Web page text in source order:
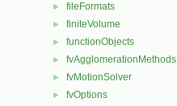
► fileFormats
► finiteVolume
► functionObjects
► fvAgglomerationMethods
► fvMotionSolver
► fvOptions